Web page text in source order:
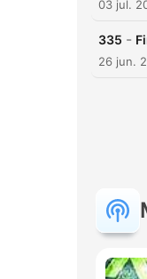
03 jul.
335 -
26 jun.